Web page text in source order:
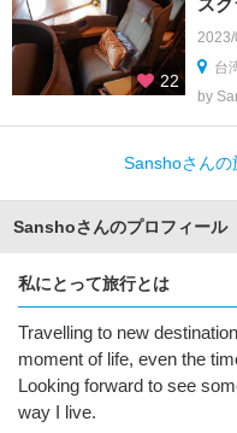
22
ス
台
by
Sanshoさんの
Sanshoさんのプロフィール
私にとって旅行とは
Travelling to new
moment of life, even the
Looking forward to see
way I live.